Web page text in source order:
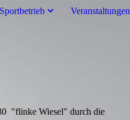
Sportbetrieb Veranstaltungen
"flinke Wiesel" durch die